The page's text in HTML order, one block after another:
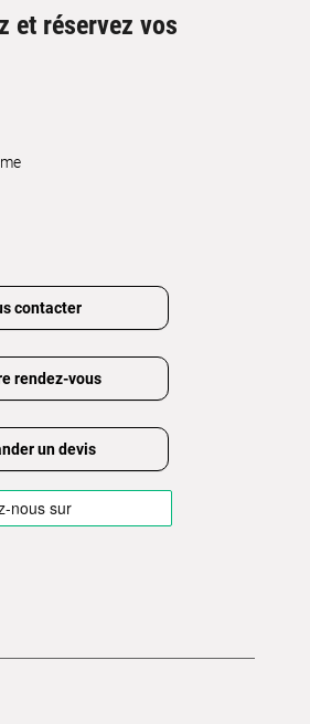
et réservez vos
contacter
rendez-vous
un devis